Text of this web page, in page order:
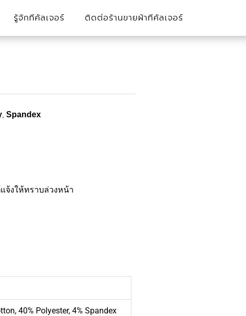
รู้จักทีคัลเจอร์ ติดต่อร้านขายผ้าทีคัลเจอร์
Spandex
จ้งให้ทราบล่วงหน้า
40% Polyester, 4% Spandex